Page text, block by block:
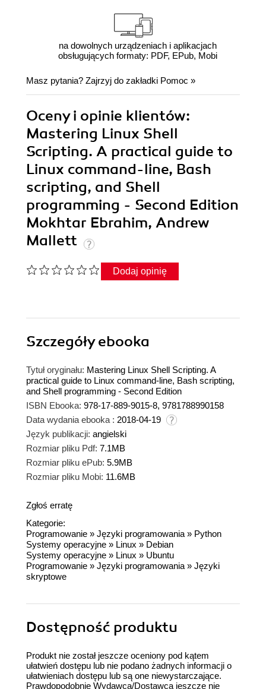
na dowolnych urządzeniach i aplikacjach
obsługujących formaty: PDF, EPub, Mobi
Masz pytania? Zajrzyj do zakładki Pomoc »
Oceny i opinie klientów:
Mastering Linux Shell
Scripting. A practical guide to
Linux command-line, Bash
scripting, and Shell
programming - Second Edition
Mokhtar Ebrahim, Andrew
Mallett
Dodaj opinię
Szczegółyebooka
Tytuł oryginału: Mastering Linux Shell Scripting. A
practical guide to Linux command-line, Bash scripting,
and Shell programming - Second Edition
ISBN Ebooka: 978-17-889-9015-8, 9781788990158
Data wydania ebooka : 2018-04-19
Język publikacji: angielski
Rozmiar pliku Pdf: 7.1MB
Rozmiar pliku ePub: 5.9MB
Rozmiar pliku Mobi: 11.6MB
Zgłoś erratę
Kategorie:
Programowanie » Języki programowania » Python
Systemy operacyjne » Linux » Debian
Systemy operacyjne » Linux » Ubuntu
Programowanie » Języki programowania » Języki
skryptowe
Dostępność produktu
Produkt nie został jeszcze oceniony pod kątem
ułatwień dostępu lub nie podano żadnych informacji o
ułatwieniach dostępu lub są one niewystarczające.
Prawdopodobnie Wydawca/Dostawca jeszcze nie